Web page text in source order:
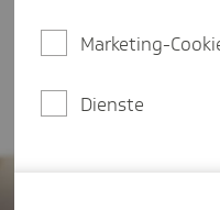
Marketing-
Dienste